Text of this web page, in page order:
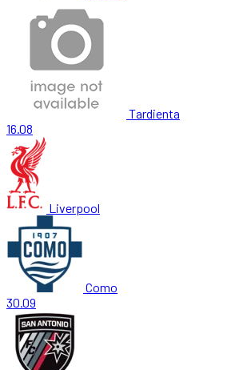
Tardienta
16.08
Liverpool
Como
30.09